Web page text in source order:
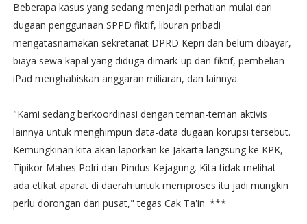
Beberapa kasus yang sedang menjadi perhatian mulai dari
dugaan penggunaan SPPD fiktif, liburan pribadi
mengatasnamakan sekretariat DPRD Kepri dan belum dibayar,
biaya sewa kapal yang diduga dimark-up dan fiktif, pembelian
iPad menghabiskan anggaran miliaran, dan lainnya.
"Kami sedang berkoordinasi dengan teman-teman aktivis
lainnya untuk menghimpun data-data dugaan korupsi tersebut.
Kemungkinan kita akan laporkan ke Jakarta langsung ke KPK,
Tipikor Mabes Polri dan Pindus Kejagung. Kita tidak melihat
ada etikat aparat di daerah untuk memproses itu jadi mungkin
perlu dorongan dari pusat," tegas Cak Ta'in. ***